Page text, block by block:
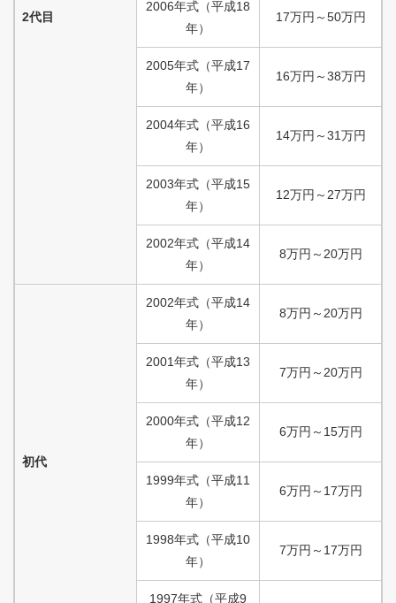
2代目
2006年式 （平成18
年）
17万円 ～50万円
2005年式 （平成17
年）
16万円 ～38万円
2004年式 （平成16
年）
14万円 ～31万円
2003年式 （平成15
年）
12万円 ～ 27万円
2002年式 （平成14
年）
8万円 ～ 20万円
初代
2002年式 （平成14
年）
8万円 ～ 20万円
2001年式 （平成13
年）
7万円 ～ 20万円
2000年式 （平成12
年）
6万円 ～ 15万円
1999年式 （平成11
年）
6万円 ～ 17万円
1998年式 （平成10
年）
7万円 ～ 17万円
1997年式 （平成9